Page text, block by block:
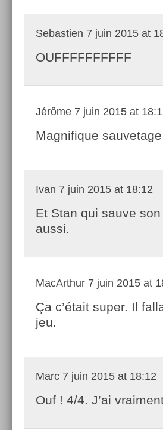
Sebastien 7 juin 2015 at
OUFFFFFFFFFF
Jérôme 7 juin 2015 at
Magnifique
Ivan 7 juin 2015 at 18:12
Et Stan qui sauve
aussi.
MacArthur 7 juin 2015 at
Ça c’était super. Il
jeu.
Marc 7 juin 2015 at 18:12
Ouf ! 4/4. J’ai